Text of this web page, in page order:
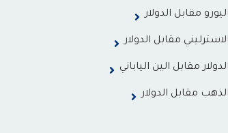
مقابل الدولار
مقابل الدولار
مقابل الين الياباني
مقابل الدولار